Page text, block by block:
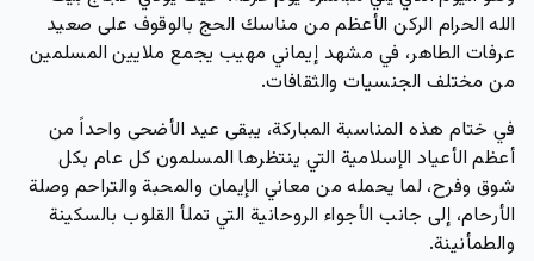
الله الحرام الركن الأعظم من مناسك الحج بالوقوف على صعيد
عرفات الطاهر، في مشهد إيماني مهيب يجمع ملايين المسلمين
من مختلف الجنسيات والثقافات.
في ختام هذه المناسبة المباركة، يبقى عيد الأضحى واحداً من
أعظم الأعياد الإسلامية التي ينتظرها المسلمون كل عام بكل
شوق وفرح، لما يحمله من معاني الإيمان والمحبة والتراحم وصلة
الأرحام، إلى جانب الأجواء الروحانية التي تملأ القلوب بالسكينة
والطمأنينة.